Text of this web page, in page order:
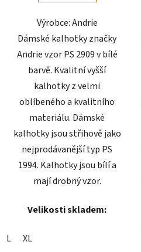
hvězdiček.
Výrobce: Andrie
Dámské kalhotky značky
Andrie vzor PS 2909 v bílé
barvě. Kvalitní vyšší
kalhotky z velmi
oblíbeného a kvalitního
materiálu. Dámské
kalhotky jsou střihově jako
nejprodávanější typ PS
1994. Kalhotky jsou bílí a
mají drobný vzor.
Velikosti skladem:
L XL